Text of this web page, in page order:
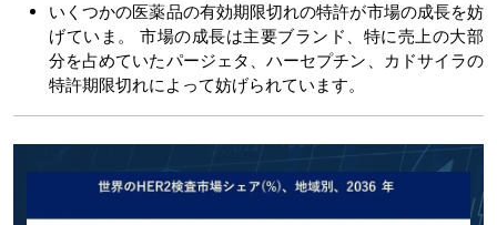
いくつかの医薬品の有効期限切れの特許が市場の成長を妨
げていま。 市場の成長は主要ブランド、特に売上の大部
分を占めていたパージェタ、ハーセプチン、カドサイラの
特許期限切れによって妨げられています。